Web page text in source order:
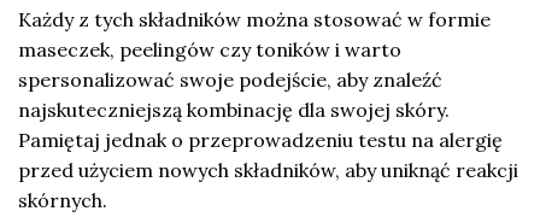
Każdy z tych składników można stosować w formie
maseczek, peelingów czy toników i warto
spersonalizować swoje podejście, aby znaleźć
najskuteczniejszą kombinację dla swojej skóry.
Pamiętaj jednak o przeprowadzeniu testu na alergię
przed użyciem nowych składników, aby uniknąć reakcji
skórnych.